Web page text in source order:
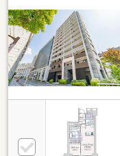
さい【東宝
遇金利０．
テルの会員優
サポート